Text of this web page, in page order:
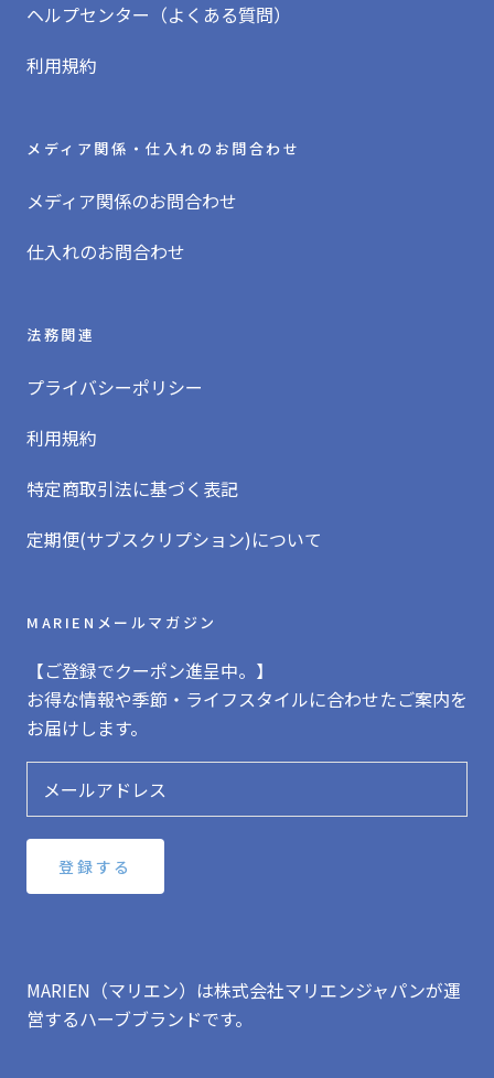
ヘルプセンター（よくある質問）
利用規約
メディア関係・仕入れのお問合わせ
メディア関係のお問合わせ
仕入れのお問合わせ
法務関連
プライバシーポリシー
利用規約
特定商取引法に基づく表記
定期便(サブスクリプション)について
MARIENメールマガジン
【ご登録でクーポン進呈中。】
お得な情報や季節・ライフスタイルに合わせたご案内を
お届けします。
登録する
MARIEN（マリエン）は株式会社マリエンジャパンが運
営するハーブブランドです。